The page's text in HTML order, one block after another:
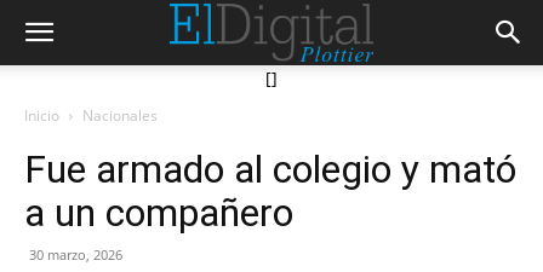
[]
Inicio Nacionales
Fue armado al colegio y mató
a un compañero
30 marzo, 2026